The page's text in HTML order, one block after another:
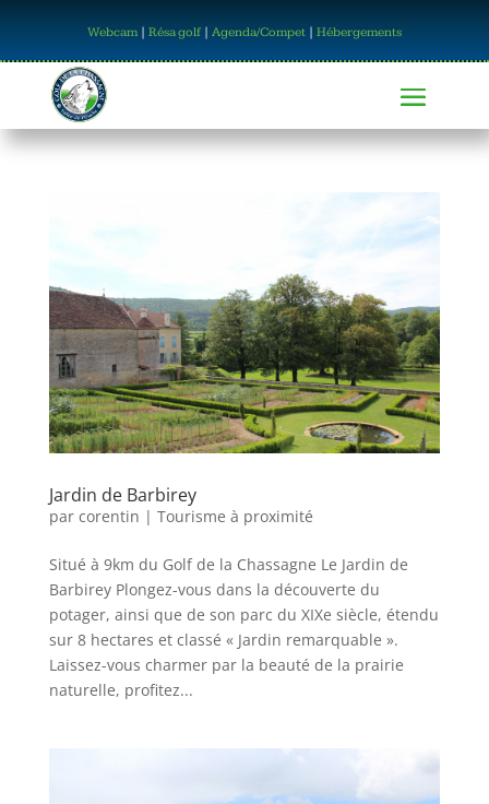
Webcam| Résa golf| Agenda/Compet| Hébergements
Jardin de Barbirey
par corentin | Tourisme à proximité
Situé à 9km du Golf de la Chassagne Le Jardin de
Barbirey Plongez-vous dans la découverte du
potager, ainsi que de son parc du XIXe siècle, étendu
sur 8 hectares et classé « Jardin remarquable ».
Laissez-vous charmer par la beauté de la prairie
naturelle, profitez...